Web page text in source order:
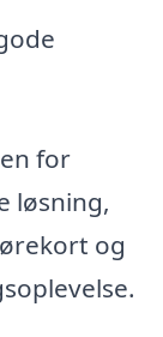
for
løsning,
og